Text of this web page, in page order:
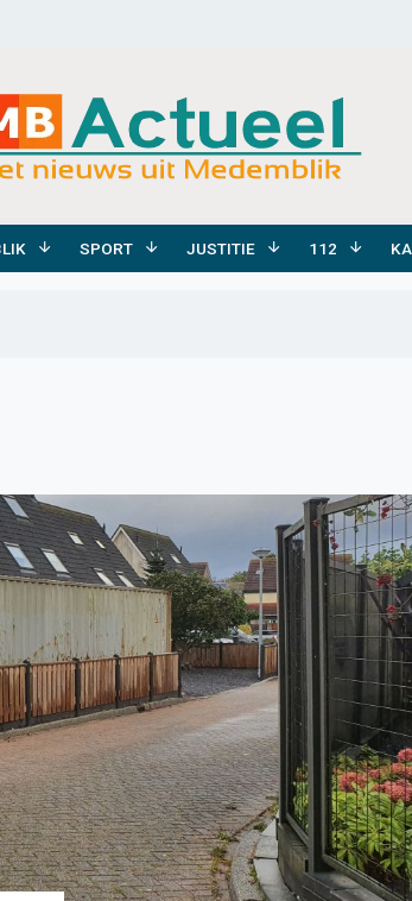
SPORT JUSTITIE 112